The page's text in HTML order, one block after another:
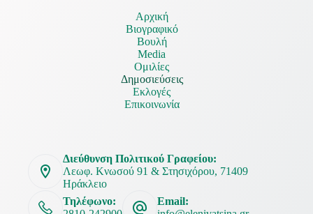
Αρχική
Βιογραφικό
Βουλή
Media
Ομιλίες
Δημοσιεύσεις
Εκλογές
Επικοινωνία
Διεύθυνση Πολιτικού Γραφείου:
Λεωφ. Κνωσού 91 & Στησιχόρου, 71409
Ηράκλειο
Τηλέφωνο:
Email: